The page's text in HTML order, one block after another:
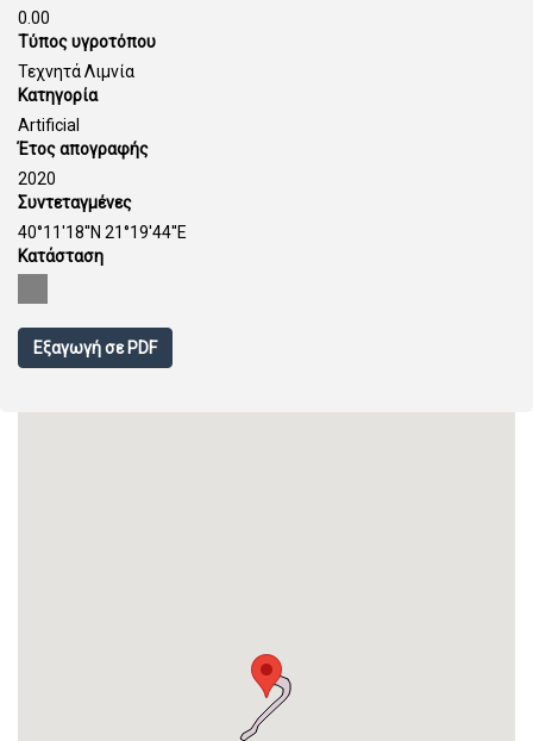
0.00
Τύπος υγροτόπου
Τεχνητά Λιμνία
Κατηγορία
Artificial
Έτος απογραφής
2020
Συντεταγμένες
40°11'18''N 21°19'44''E
Κατάσταση
Εξαγωγή σε PDF